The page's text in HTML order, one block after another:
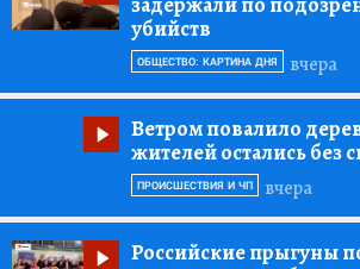
убийств
вчера
ОБЩЕСТВО: КАРТИНА ДНЯ
Ветром повалило
жителей остались без
вчера
ПРОИСШЕСТВИЯ И ЧП
Российские прыгуны